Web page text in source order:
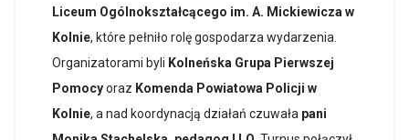
Liceum Ogólnokształcącego im. A. Mickiewicza w
Kolnie, które pełniło rolę gospodarza wydarzenia.
Organizatorami byli Kolneńska Grupa Pierwszej
Pomocyoraz Komenda Powiatowa Policji w
Kolnie, a nad koordynacją działań czuwała pani